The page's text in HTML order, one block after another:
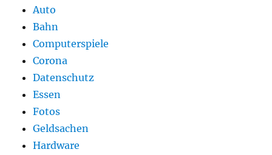
Auto
Bahn
Computerspiele
Corona
Datenschutz
Essen
Fotos
Geldsachen
Hardware